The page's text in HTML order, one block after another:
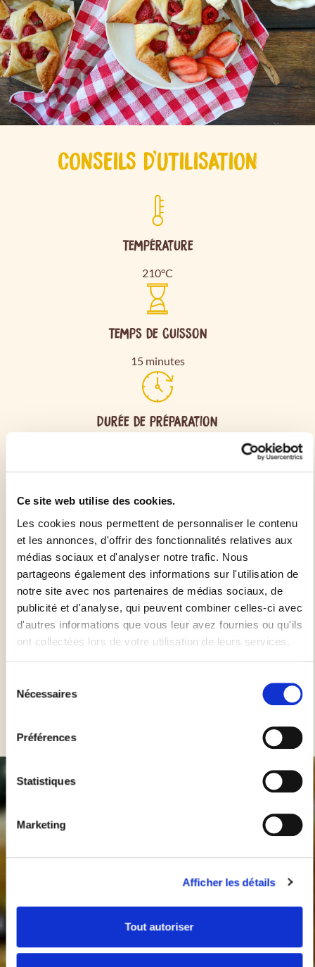
Ce site web utilise des cookies.
Les cookies nous permettent de personnaliser le contenu
et les annonces, d'offrir des fonctionnalités relatives aux
médias sociaux et d'analyser notre trafic. Nous
partageons également des informations sur l'utilisation de
notre site avec nos partenaires de médias sociaux, de
publicité et d'analyse, qui peuvent combiner celles-ci avec
d'autres informations que vous leur avez fournies ou qu'ils
ont collectées lors de votre utilisation de leurs services.
Nécessaires
Préférences
Statistiques
Marketing
Afficher les détails
Tout autoriser
CONSEILS D'UTILISATION
Température
210°C
Temps de cuisson
15 minutes
Durée de préparation
minutes avant de les utiliser pour faciliter leur
manipulation.
Tirez sur la soudure centrale au dos de l'emballage.
Préchauffez votre four à 210°C (Th 7).
Garnissez vos carrés avec la recette de votre choix
(salée ou sucrée).
jusqu'à ce que vos carrés soient dorées et croustillants.